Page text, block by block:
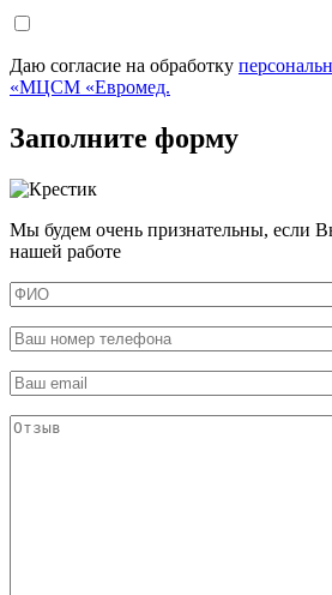
Даю согласие на обработку
«МЦСМ «Евромед.
Заполните форму
Мы будем очень признательны, если
нашей работе